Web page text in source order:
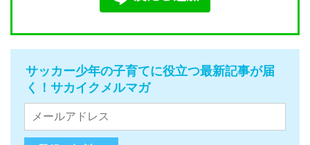
サッカー少年の子育てに役立つ最新記事が届
く！サカイクメルマガ